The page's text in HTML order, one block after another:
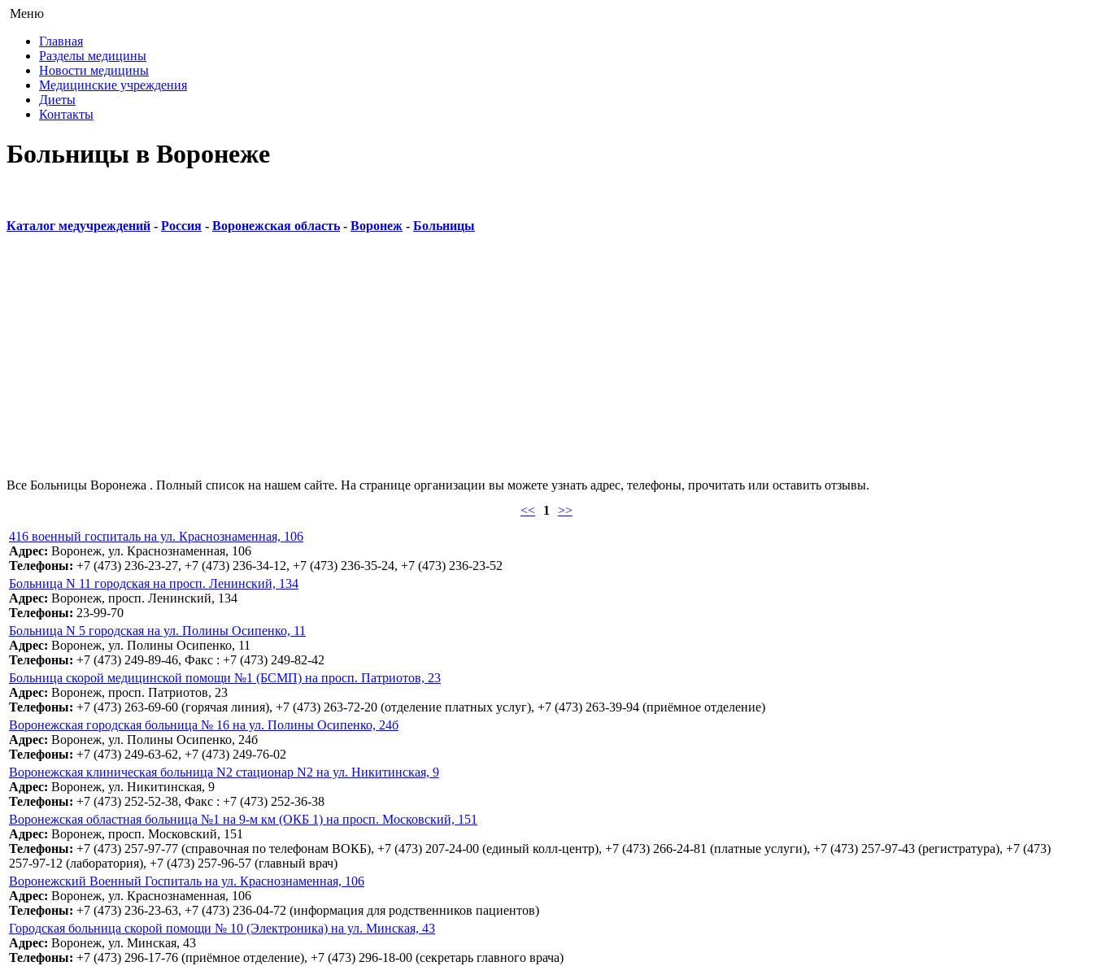
Меню
Главная
Разделы медицины
Новости медицины
Медицинские учреждения
Диеты
Контакты
Больницы в Воронеже
Каталог медучреждений - Россия - Воронежская область - Воронеж - Больницы
Все Больницы Воронежа . Полный список на нашем сайте. На странице организации вы можете узнать адрес, телефоны, прочитать или оставить отзывы.
<<
1 >>
416 военный госпиталь на ул. Краснознаменная, 106
Адрес: Воронеж, ул. Краснознаменная, 106
Телефоны: +7 (473) 236-23-27, +7 (473) 236-34-12, +7 (473) 236-35-24, +7 (473) 236-23-52
Больница N 11 городская на просп. Ленинский, 134
Адрес: Воронеж, просп. Ленинский, 134
Телефоны: 23-99-70
Больница N 5 городская на ул. Полины Осипенко, 11
Адрес: Воронеж, ул. Полины Осипенко, 11
Телефоны: +7 (473) 249-89-46, Факс : +7 (473) 249-82-42
Больница скорой медицинской помощи №1 (БСМП) на просп. Патриотов, 23
Адрес: Воронеж, просп. Патриотов, 23
Телефоны: +7 (473) 263-69-60 (горячая линия), +7 (473) 263-72-20 (отделение платных услуг), +7 (473) 263-39-94 (приёмное отделение)
Воронежская городская больница № 16 на ул. Полины Осипенко, 24б
Адрес: Воронеж, ул. Полины Осипенко, 24б
Телефоны: +7 (473) 249-63-62, +7 (473) 249-76-02
Воронежская клиническая больница N2 стационар N2 на ул. Никитинская, 9
Адрес: Воронеж, ул. Никитинская, 9
Телефоны: +7 (473) 252-52-38, Факс : +7 (473) 252-36-38
Воронежская областная больница №1 на 9-м км (ОКБ 1) на просп. Московский, 151
Адрес: Воронеж, просп. Московский, 151
Телефоны: +7 (473) 257-97-77 (справочная по телефонам ВОКБ), +7 (473) 207-24-00 (единый колл-центр), +7 (473) 266-24-81 (платные услуги), +7 (473) 257-97-43 (регистратура), +7 (473)
257-97-12 (лаборатория), +7 (473) 257-96-57 (главный врач)
Воронежский Военный Госпиталь на ул. Краснознаменная, 106
Адрес: Воронеж, ул. Краснознаменная, 106
Телефоны: +7 (473) 236-23-63, +7 (473) 236-04-72 (информация для родственников пациентов)
Городская больница скорой помощи № 10 (Электроника) на ул. Минская, 43
Адрес: Воронеж, ул. Минская, 43
Телефоны: +7 (473) 296-17-76 (приёмное отделение), +7 (473) 296-18-00 (секретарь главного врача)